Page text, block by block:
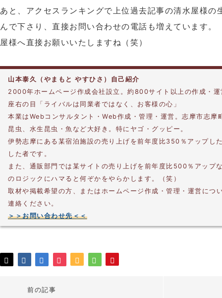
あと、アクセスランキングで上位過去記事の清水屋様の
んで下さり、直接お問い合わせの電話も増えています。
屋様へ直接お願いいたしますね（笑）
山本泰久（やまもと やすひさ）自己紹介
2000年ホームページ作成会社設立。約800サイト以上の作成・運
座右の目「ライバルは同業者ではなく、お客様の心」
本業はWebコンサルタント・Web作成・管理・運営。志摩市志摩
昆虫、水生昆虫・魚など大好き。特にヤゴ・グッピー。
伊勢志摩にある某宿泊施設の売り上げを前年度比350％アップし
した者です。
また、通販部門では某サイトの売り上げを前年度比500％アップ
のロジックにハマると何ぞかをやらかします。（笑）
取材や掲載希望の方、またはホームページ作成・管理・運営につ
連絡ください。
＞＞お問い合わせ先＜＜
前の記事